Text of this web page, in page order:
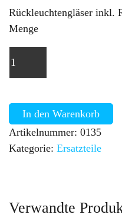
Rückleuchtengläser inkl.
Menge
In den Warenkorb
Artikelnummer: 0135
Kategorie: Ersatzteile
Verwandte